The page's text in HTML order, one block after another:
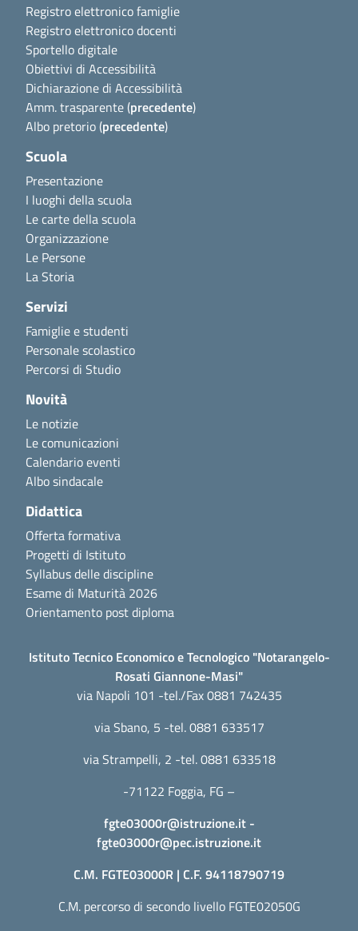
Registro elettronico famiglie
Registro elettronico docenti
Sportello digitale
Obiettivi di Accessibilità
Dichiarazione di Accessibilità
Amm. trasparente (precedente)
Albo pretorio (precedente)
Scuola
Presentazione
I luoghi della scuola
Le carte della scuola
Organizzazione
Le Persone
La Storia
Servizi
Famiglie e studenti
Personale scolastico
Percorsi di Studio
Novità
Le notizie
Le comunicazioni
Calendario eventi
Albo sindacale
Didattica
Offerta formativa
Progetti di Istituto
Syllabus delle discipline
Esame di Maturità 2026
Orientamento post diploma
Istituto Tecnico Economico e Tecnologico "Notarangelo-
Rosati Giannone-Masi"
via Napoli 101 -tel./Fax 0881 742435
via Sbano, 5 -tel. 0881 633517
via Strampelli, 2 -tel. 0881 633518
-71122 Foggia, FG –
fgte03000r@istruzione.it-
fgte03000r@pec.istruzione.it
C.M. FGTE03000R | C.F. 94118790719
C.M. percorso di secondo livello FGTE02050G